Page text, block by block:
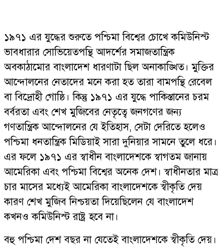
১৯৭১ এর যুদ্ধের শুরুতে পশ্চিমা বিশ্বের চোখে কমিউনিস্ট
ভাবধারার সোভিয়েতপন্থি আদর্শের সমাজতান্ত্রিক
অবকাঠামোর বাংলাদেশ ধারণাটা ছিল অনাকাঙ্খিত। মুক্তির
আন্দোলনের নেতাদের মনে করা হত তারা বামপন্থি রেবেল
বা বিদ্রোহী গোষ্ঠি। কিন্তু ১৯৭১ এর যুদ্ধে পাকিস্তানের চরম
বর্বরতা এবং শেখ মুজিবের নেতৃত্বে জনগণের জন্য
গণতান্ত্রিক আন্দোলনের যে ইতিহাস, সেটা দেরিতে হলেও
পশ্চিমা ধনতান্ত্রিক মিডিয়াই সারা দুনিয়ার সামনে তুলে ধরে।
এর ফলে ১৯৭১ এর স্বাধীন বাংলাদেশকে স্বাগতম জানায়
আমেরিকা এবং পশ্চিমা বিশ্বের অনেক দেশ। স্বাধীনতার মাত্র
চার মাসের মধ্যেই আমেরিকা বাংলাদেশকে স্বীকৃতি দেয়
কারণ শেখ মুজিব নিশ্চয়তা দিয়েছিলেন যে বাংলাদেশ
কখনও কমিউনিস্ট রাষ্ট্র হবে না।
বহু পশ্চিমা দেশ বছর না যেতেই বাংলাদেশকে স্বীকৃতি দেয়।